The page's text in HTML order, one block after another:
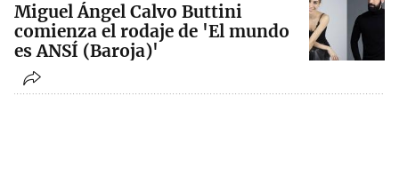
Miguel Ángel Calvo Buttini
comienza el rodaje de 'El mundo
es ANSÍ (Baroja)'